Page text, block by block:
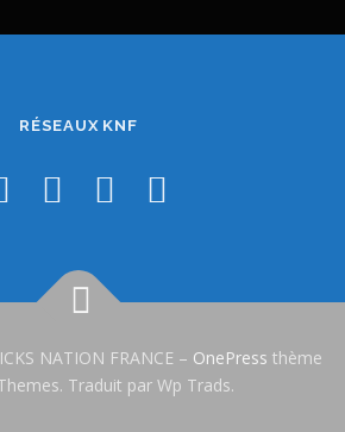
RÉSEAUX KNF
NATION FRANCE – OnePress thème
Traduit par Wp Trads.